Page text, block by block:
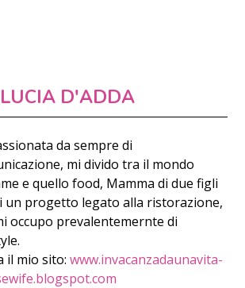
LUCIA D'ADDA
da sempre di
mi divido tra il mondo
e quello food, Mamma di due figli
un progetto legato alla ristorazione,
occupo prevalentemernte di
il mio sito:www.invacanzadaunavita-